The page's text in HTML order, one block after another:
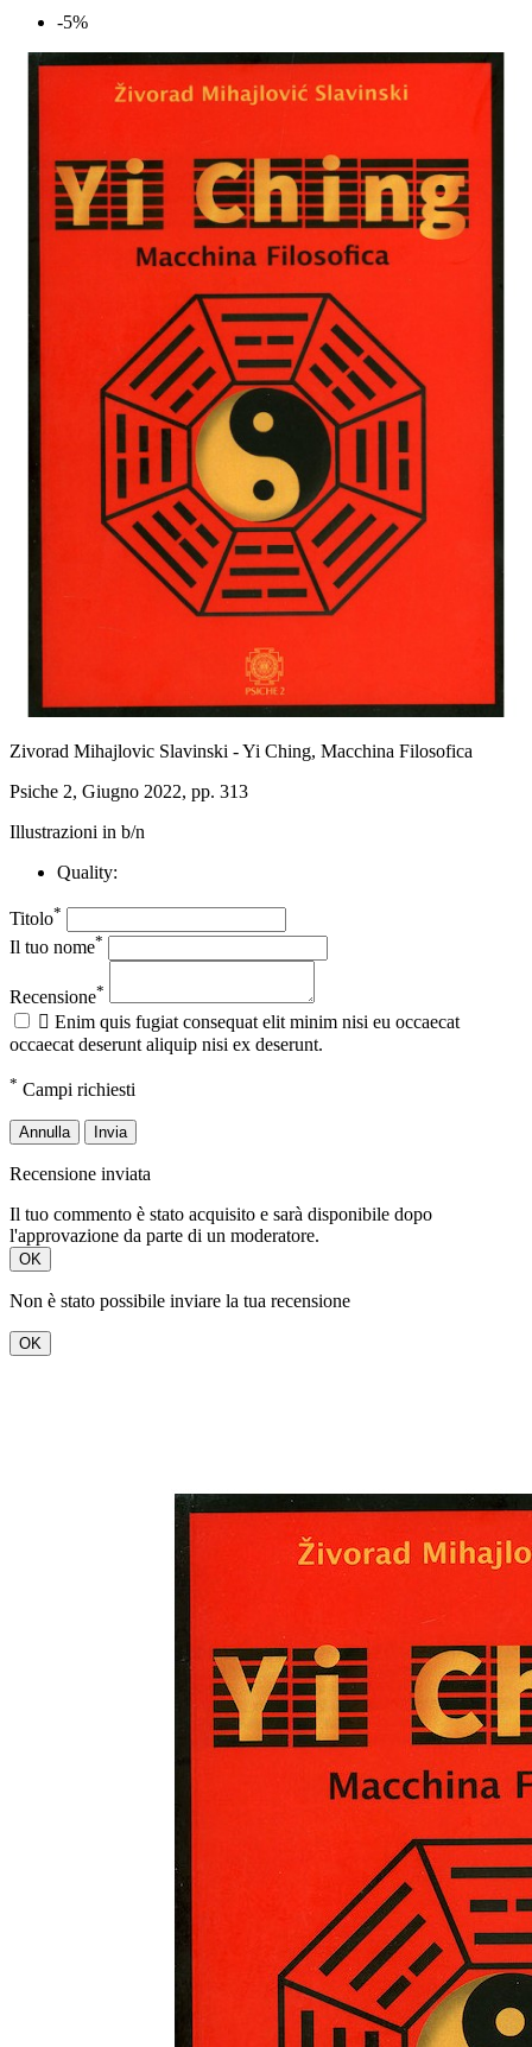
-5%
Zivorad Mihajlovic Slavinski - Yi Ching, Macchina Filosofica
Psiche 2, Giugno 2022, pp. 313
Illustrazioni in b/n
Quality:
Titolo*
Il tuo nome*
Recensione*
 Enim quis fugiat consequat elit minim nisi eu occaecat
occaecat deserunt aliquip nisi ex deserunt.
* Campi richiesti
Annulla Invia
Recensione inviata
Il tuo commento è stato acquisito e sarà disponibile dopo
l'approvazione da parte di un moderatore.
OK
Non è stato possibile inviare la tua recensione
OK